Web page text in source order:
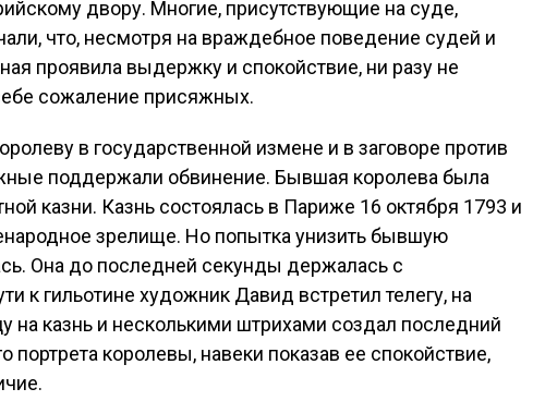
двору. Многие, присутствующие на суде,
что, несмотря на враждебное поведение судей и
проявила выдержку и спокойствие, ни разу не
сожаление присяжных.
в государственной измене и в заговоре против
поддержали обвинение. Бывшая королева была
казни. Казнь состоялась в Париже 16 октября 1793 и
зрелище. Но попытка унизить бывшую
Она до последней секунды держалась с
к гильотине художник Давид встретил телегу, на
на казнь и несколькими штрихами создал последний
портрета королевы, навеки показав ее спокойствие,